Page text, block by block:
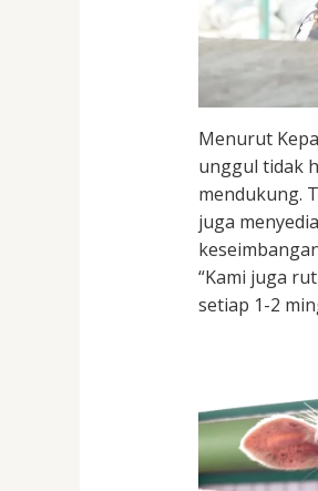
Menurut
unggul tidak
mendukung.
juga
“Kami juga
setiap 1-2